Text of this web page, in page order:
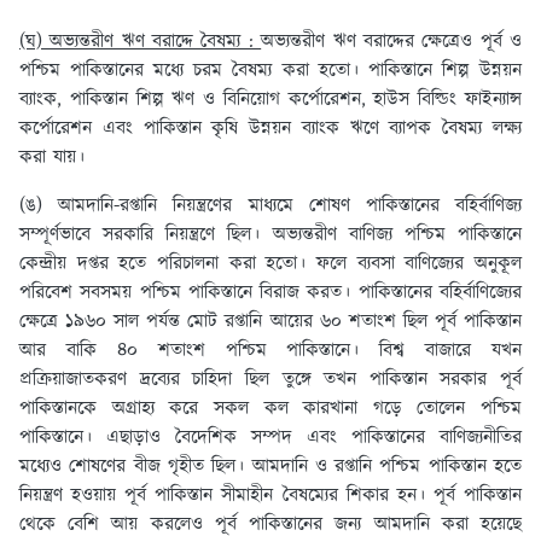
(ঘ) অভ্যন্তরীণ ঋণ বরাদ্দে বৈষম্য :অভ্যন্তরীণ ঋণ বরাদ্দের ক্ষেত্রেও পূর্ব ও
পশ্চিম পাকিস্তানের মধ্যে চরম বৈষম্য করা হতো। পাকিস্তানে শিল্প উন্নয়ন
ব্যাংক, পাকিস্তান শিল্প ঋণ ও বিনিয়োগ কর্পোরেশন, হাউস বিল্ডিং ফাইন্যান্স
কর্পোরেশন এবং পাকিস্তান কৃষি উন্নয়ন ব্যাংক ঋণে ব্যাপক বৈষম্য লক্ষ্য
করা যায়।
(ঙ) আমদানি-রপ্তানি নিয়ন্ত্রণের মাধ্যমে শোষণ পাকিস্তানের বহির্বাণিজ্য
সম্পূর্ণভাবে সরকারি নিয়ন্ত্রণে ছিল। অভ্যন্তরীণ বাণিজ্য পশ্চিম পাকিস্তানে
কেন্দ্রীয় দপ্তর হতে পরিচালনা করা হতো। ফলে ব্যবসা বাণিজ্যের অনুকূল
পরিবেশ সবসময় পশ্চিম পাকিস্তানে বিরাজ করত। পাকিস্তানের বহির্বাণিজ্যের
ক্ষেত্রে ১৯৬০ সাল পর্যন্ত মোট রপ্তানি আয়ের ৬০ শতাংশ ছিল পূর্ব পাকিস্তান
আর বাকি ৪০ শতাংশ পশ্চিম পাকিস্তানে। বিশ্ব বাজারে যখন
প্রক্রিয়াজাতকরণ দ্রব্যের চাহিদা ছিল তুঙ্গে তখন পাকিস্তান সরকার পূর্ব
পাকিস্তানকে অগ্রাহ্য করে সকল কল কারখানা গড়ে তোলেন পশ্চিম
পাকিস্তানে। এছাড়াও বৈদেশিক সম্পদ এবং পাকিস্তানের বাণিজ্যনীতির
মধ্যেও শোষণের বীজ গৃহীত ছিল। আমদানি ও রপ্তানি পশ্চিম পাকিস্তান হতে
নিয়ন্ত্রণ হওয়ায় পূর্ব পাকিস্তান সীমাহীন বৈষম্যের শিকার হন। পূর্ব পাকিস্তান
থেকে বেশি আয় করলেও পূর্ব পাকিস্তানের জন্য আমদানি করা হয়েছে